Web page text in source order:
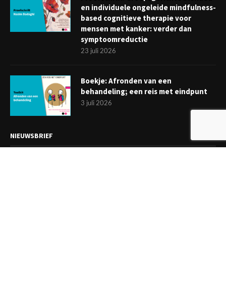
en individuele ongeleide mindfulness-
based cognitieve therapie voor
mensen met kanker: verder dan
symptoomreductie
23 juli 2026
Boekje: Afronden van een
behandeling; een reis met eindpunt
3 juli 2026
NIEUWSBRIEF